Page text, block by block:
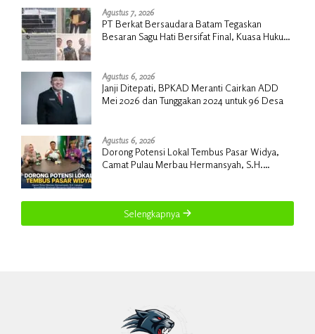
Agustus 7, 2026
PT Berkat Bersaudara Batam Tegaskan
Besaran Sagu Hati Bersifat Final, Kuasa Hukum
Agustus 6, 2026
Janji Ditepati, BPKAD Meranti Cairkan ADD
Mei 2026 dan Tunggakan 2024 untuk 96 Desa
Agustus 6, 2026
Dorong Potensi Lokal Tembus Pasar Widya,
Camat Pulau Merbau Hermansyah, S.H.
Selengkapnya